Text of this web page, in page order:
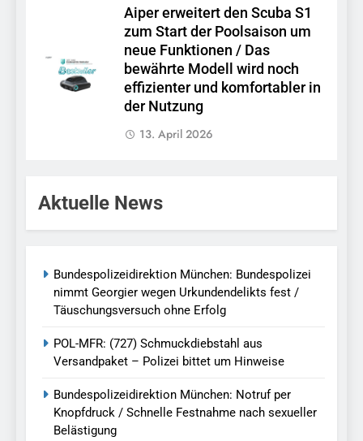
Aiper erweitert den Scuba S1
zum Start der Poolsaison um
neue Funktionen / Das
bewährte Modell wird noch
effizienter und komfortabler in
der Nutzung
13. April 2026
Aktuelle News
Bundespolizeidirektion München: Bundespolizei
nimmt Georgier wegen Urkundendelikts fest /
Täuschungsversuch ohne Erfolg
POL-MFR: (727) Schmuckdiebstahl aus
Versandpaket – Polizei bittet um Hinweise
Bundespolizeidirektion München: Notruf per
Knopfdruck / Schnelle Festnahme nach sexueller
Belästigung